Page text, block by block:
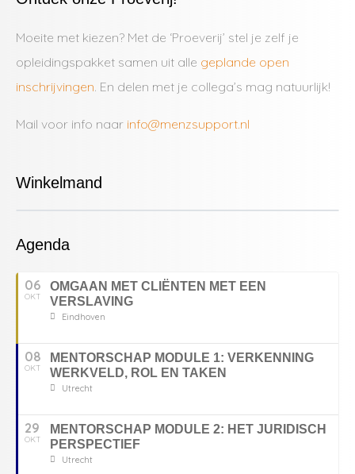
Moeite met kiezen? Met de ‘Proeverij’ stel je zelf je
opleidingspakket samen uit alle geplande open
inschrijvingen . En delen met je collega’s mag natuurlijk!
Mail voor info naar info@menzsupport.nl
Winkelmand
Agenda
06
OKT
OMGAAN MET CLIËNTEN MET EEN
VERSLAVING
Eindhoven
08
OKT
MENTORSCHAP MODULE 1: VERKENNING
WERKVELD, ROL EN TAKEN
Utrecht
29
OKT
MENTORSCHAP MODULE 2: HET JURIDISCH
PERSPECTIEF
Utrecht